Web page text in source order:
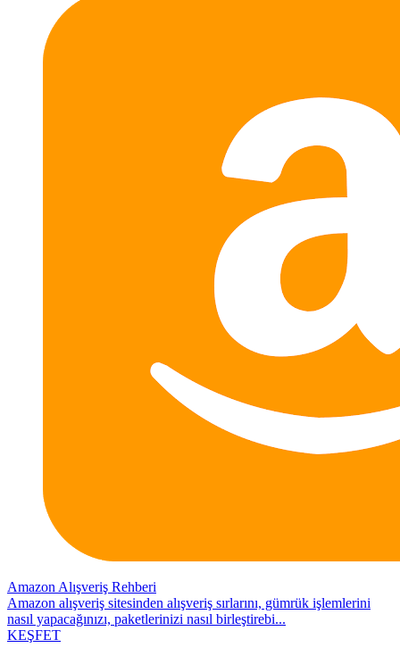
Amazon Alışveriş Rehberi
Amazon alışveriş sitesinden alışveriş sırlarını, gümrük işlemlerini
nasıl yapacağınızı, paketlerinizi nasıl birleştirebi...
KEŞFET